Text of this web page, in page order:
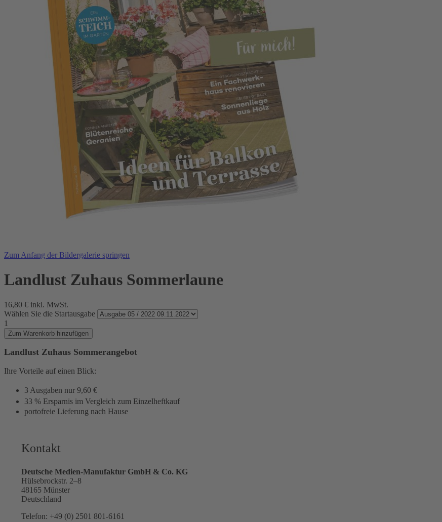
Zum Anfang der Bildergalerie springen
Landlust Zuhaus Sommerlaune
16,80 € inkl. MwSt.
Wählen Sie die Startausgabe
1
Zum Warenkorb hinzufügen
Landlust Zuhaus Sommerangebot
Ihre Vorteile auf einen Blick:
3 Ausgaben nur 9,60 €
33 % Ersparnis im Vergleich zum Einzelheftkauf
portofreie Lieferung nach Hause
Kontakt
Deutsche Medien-Manufaktur GmbH & Co. KG
Hülsebrockstr. 2–8
48165 Münster
Deutschland
Telefon: +49 (0) 2501 801-6161